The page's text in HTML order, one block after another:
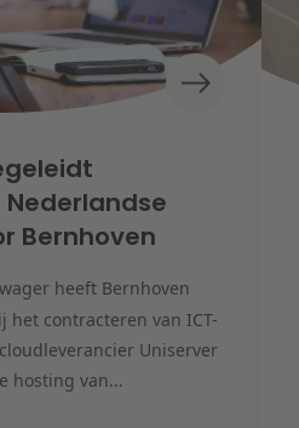
Bernhoven
heeft Bernhoven
het contracteren van ICT-
Uniserver
hosting van...